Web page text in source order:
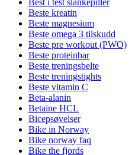
Best i test slankepiller
Beste kreatin
Beste magnesium
Beste omega 3 tilskudd
Beste pre workout (PWO)
Beste proteinbar
Beste treningsbelte
Beste treningstights
Beste vitamin C
Beta-alanin
Betaine HCL
Bicepsøvelser
Bike in Norway
Bike norway faq
Bike the fjords